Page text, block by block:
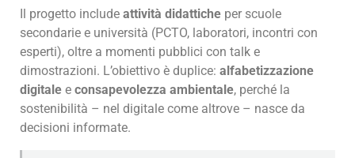
Il progetto include attività didattiche per scuole
secondarie e università (PCTO, laboratori, incontri con
esperti), oltre a momenti pubblici con talk e
dimostrazioni. L’obiettivo è duplice: alfabetizzazione
digitale e consapevolezza ambientale, perché la
sostenibilità – nel digitale come altrove – nasce da
decisioni informate.